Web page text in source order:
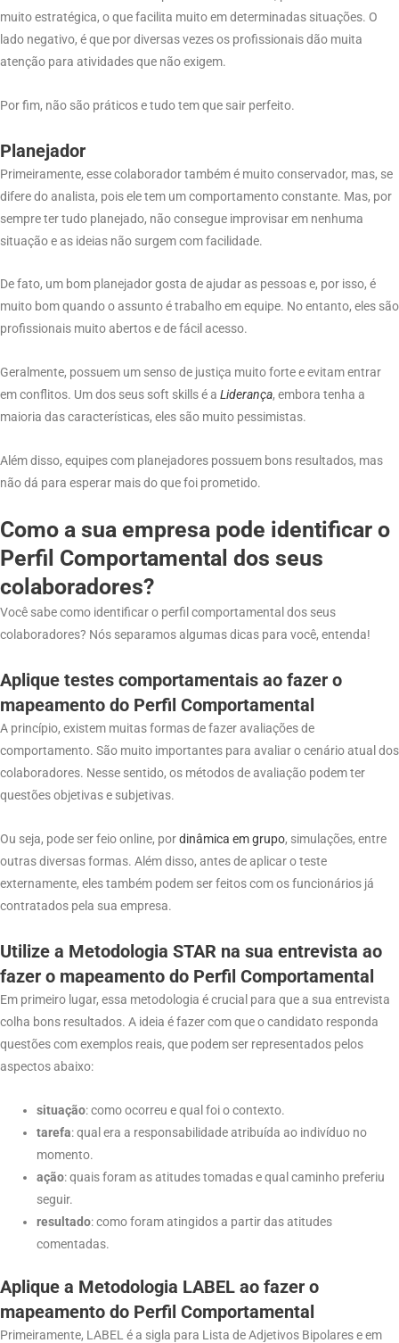
muito estratégica, o que facilita muito em determinadas situações. O
lado negativo, é que por diversas vezes os profissionais dão muita
atenção para atividades que não exigem.
Por fim, não são práticos e tudo tem que sair perfeito.
Planejador
Primeiramente, esse colaborador também é muito conservador, mas, se
difere do analista, pois ele tem um comportamento constante. Mas, por
sempre ter tudo planejado, não consegue improvisar em nenhuma
situação e as ideias não surgem com facilidade.
De fato, um bom planejador gosta de ajudar as pessoas e, por isso, é
muito bom quando o assunto é trabalho em equipe. No entanto, eles são
profissionais muito abertos e de fácil acesso.
Geralmente, possuem um senso de justiça muito forte e evitam entrar
em conflitos. Um dos seus soft skills é a Liderança, embora tenha a
maioria das características, eles são muito pessimistas.
Além disso, equipes com planejadores possuem bons resultados, mas
não dá para esperar mais do que foi prometido.
Como a sua empresa pode identificar o
Perfil Comportamental dos seus
colaboradores?
Você sabe como identificar o perfil comportamental dos seus
colaboradores? Nós separamos algumas dicas para você, entenda!
Aplique testes comportamentais ao fazer o
mapeamento do Perfil Comportamental
A princípio, existem muitas formas de fazer avaliações de
comportamento. São muito importantes para avaliar o cenário atual dos
colaboradores. Nesse sentido, os métodos de avaliação podem ter
questões objetivas e subjetivas.
Ou seja, pode ser feio online, pordinâmica em grupo, simulações, entre
outras diversas formas. Além disso, antes de aplicar o teste
externamente, eles também podem ser feitos com os funcionários já
contratados pela sua empresa.
Utilize a Metodologia STAR na sua entrevista ao
fazer o mapeamento do Perfil Comportamental
Em primeiro lugar, essa metodologia é crucial para que a sua entrevista
colha bons resultados. A ideia é fazer com que o candidato responda
questões com exemplos reais, que podem ser representados pelos
aspectos abaixo:
situação: como ocorreu e qual foi o contexto.
tarefa: qual era a responsabilidade atribuída ao indivíduo no
momento.
ação: quais foram as atitudes tomadas e qual caminho preferiu
seguir.
resultado: como foram atingidos a partir das atitudes
comentadas.
Aplique a Metodologia LABEL ao fazer o
mapeamento do Perfil Comportamental
Primeiramente, LABEL é a sigla para Lista de Adjetivos Bipolares e em